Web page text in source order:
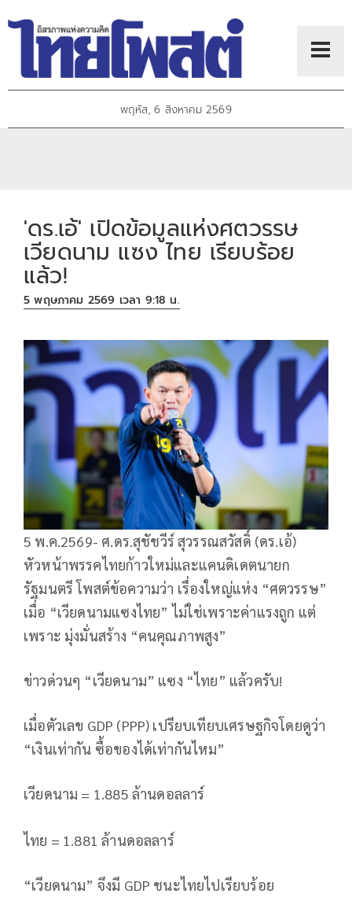
พฤหัส, 6 สิงหาคม 2569
'ดร.เอ้' เปิดข้อมูลแห่งศตวรรษ
เวียดนาม แซง ไทย เรียบร้อย
แล้ว!
5 พฤษภาคม 2569 เวลา 9:18 น.
5 พ.ค.2569- ศ.ดร.สุชัชวีร์ สุวรรณสวัสดิ์ (ดร.เอ้)
หัวหน้าพรรคไทยก้าวใหม่และแคนดิเดตนายก
รัฐมนตรี โพสต์ข้อความว่า เรื่องใหญ่แห่ง “ศตวรรษ”
เมื่อ “เวียดนามแซงไทย” ไม่ใช่เพราะค่าแรงถูก แต่
เพราะ มุ่งมั่นสร้าง “คนคุณภาพสูง”
ข่าวด่วนๆ “เวียดนาม” แซง “ไทย” แล้วครับ!
เมื่อตัวเลข GDP (PPP) เปรียบเทียบเศรษฐกิจโดยดูว่า
“เงินเท่ากัน ซื้อของได้เท่ากันไหม”
เวียดนาม = 1.885 ล้านดอลลาร์
ไทย = 1.881 ล้านดอลลาร์
“เวียดนาม” จึงมี GDP ชนะไทยไปเรียบร้อย